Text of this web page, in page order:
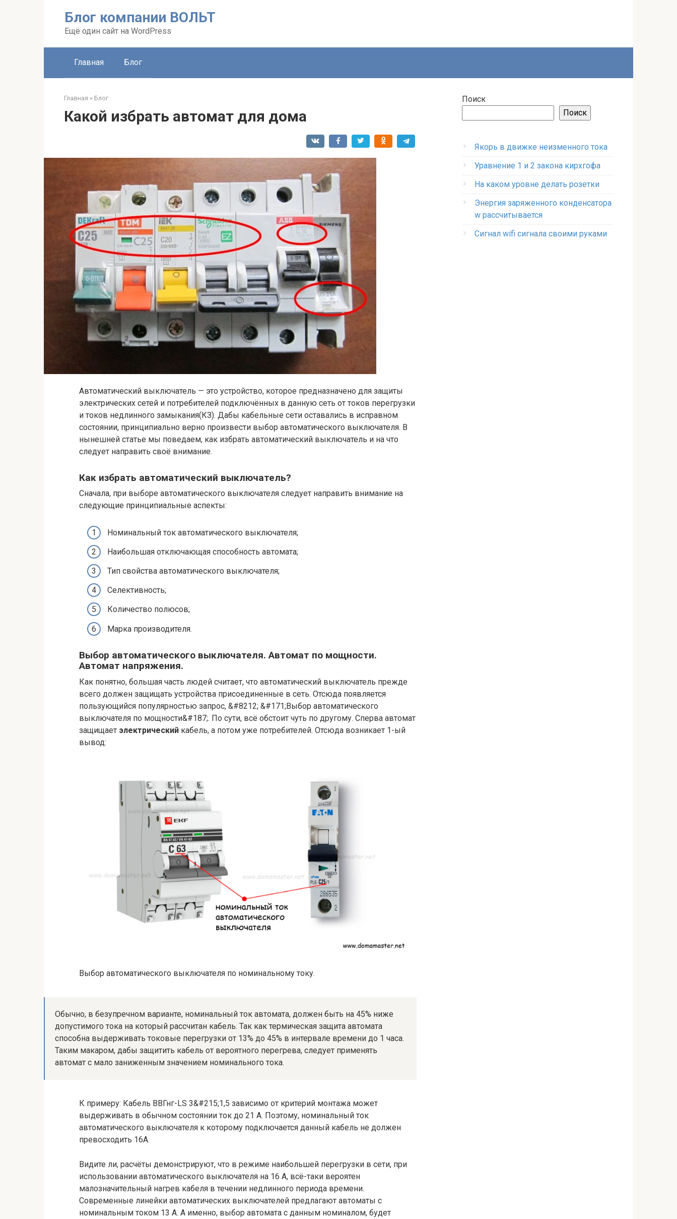
Блог компании ВОЛЬТ
Ещё один сайт на WordPress
Главная Блог
Главная » Блог
Какой избрать автомат для дома
Автоматический выключатель — это устройство, которое предназначено для защиты
электрических сетей и потребителей подключённых в данную сеть от токов перегрузки
и токов недлинного замыкания(КЗ). Дабы кабельные сети оставались в исправном
состоянии, принципиально верно произвести выбор автоматического выключателя. В
нынешней статье мы поведаем, как избрать автоматический выключатель и на что
следует направить своё внимание.
Как избрать автоматический выключатель?
Сначала, при выборе автоматического выключателя следует направить внимание на
следующие принципиальные аспекты:
Номинальный ток автоматического выключателя;
Наибольшая отключающая способность автомата;
Тип свойства автоматического выключателя;
Селективность;
Количество полюсов;
Марка производителя.
Выбор автоматического выключателя. Автомат по мощности.
Автомат напряжения.
Как понятно, большая часть людей считает, что автоматический выключатель прежде
всего должен защищать устройства присоединенные в сеть. Отсюда появляется
пользующийся популярностью запрос, &#8212; &#171;Выбор автоматического
выключателя по мощности&#187;. По сути, всё обстоит чуть по другому. Сперва автомат
защищает электрический кабель, а потом уже потребителей. Отсюда возникает 1-ый
вывод:
Выбор автоматического выключателя по номинальному току.
Обычно, в безупречном варианте, номинальный ток автомата, должен быть на 45% ниже
допустимого тока на который рассчитан кабель. Так как термическая защита автомата
способна выдерживать токовые перегрузки от 13% до 45% в интервале времени до 1 часа.
Таким макаром, дабы защитить кабель от вероятного перегрева, следует применять
автомат с мало заниженным значением номинального тока.
К примеру: Кабель ВВГнг-LS 3&#215;1,5 зависимо от критерий монтажа может
выдерживать в обычном состоянии ток до 21 А. Поэтому, номинальный ток
автоматического выключателя к которому подключается данный кабель не должен
превосходить 16А.
Видите ли, расчёты демонстрируют, что в режиме наибольшей перегрузки в сети, при
использовании автоматического выключателя на 16 А, всё-таки вероятен
малозначительный нагрев кабеля в течении недлинного периода времени.
Современные линейки автоматических выключателей предлагают автоматы с
номинальным током 13 А. А именно, выбор автомата с данным номиналом, будет
Поиск
Поиск
Якорь в движке неизменного тока
Уравнение 1 и 2 закона кирхгофа
На каком уровне делать розетки
Энергия заряженного конденсатора
w рассчитывается
Сигнал wifi сигнала своими руками